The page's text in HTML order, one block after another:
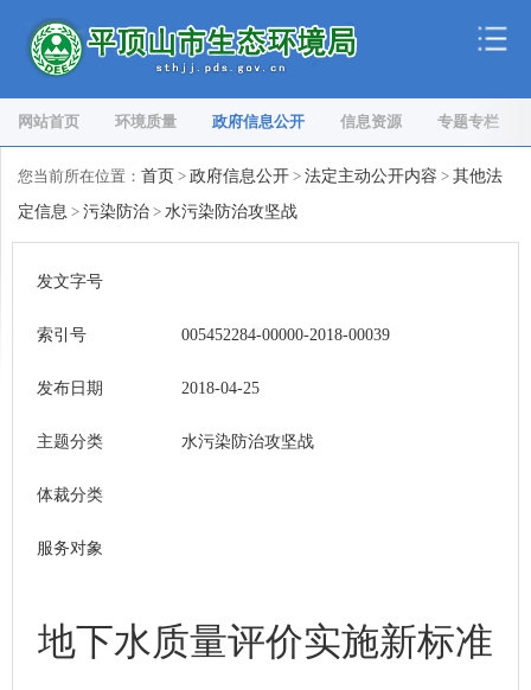
网站首页 环境质量 政府信息公开 信息资源 专题专栏
您当前所在位置： 首页 > 政府信息公开 > 法定主动公开内容 > 其他法
定信息 > 污染防治 > 水污染防治攻坚战
发文字号
索引号 005452284-00000-2018-00039
发布日期 2018-04-25
主题分类 水污染防治攻坚战
体裁分类
服务对象
地下水质量评价实施新标准